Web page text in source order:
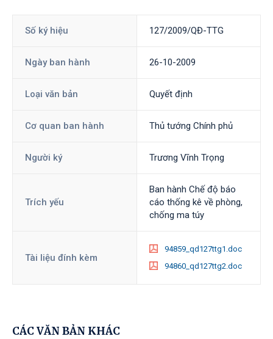
Số ký hiệu 127/2009/QĐ-TTG
Ngày ban hành 26-10-2009
Loại văn bản Quyết định
Cơ quan ban hành Thủ tướng Chính phủ
Người ký Trương Vĩnh Trọng
Trích yếu
Ban hành Chế độ báo
cáo thống kê về phòng,
chống ma túy
Tài liệu đính kèm
94859_qd127ttg1.doc
94860_qd127ttg2.doc
CÁC VĂN BẢN KHÁC